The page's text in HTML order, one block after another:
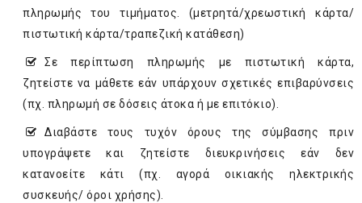
πληρωμής του τιμήματος. (μετρητά/χρεωστική κάρτα/
πιστωτική κάρτα/τραπεζική κατάθεση)
Σε περίπτωση πληρωμής με πιστωτική κάρτα,
ζητείστε να μάθετε εάν υπάρχουν σχετικές επιβαρύνσεις
(πχ. πληρωμή σε δόσεις άτοκα ή με επιτόκιο).
Διαβάστε τους τυχόν όρους της σύμβασης πριν
υπογράψετε και ζητείστε διευκρινήσεις εάν δεν
κατανοείτε κάτι (πχ. αγορά οικιακής ηλεκτρικής
συσκευής/ όροι χρήσης).